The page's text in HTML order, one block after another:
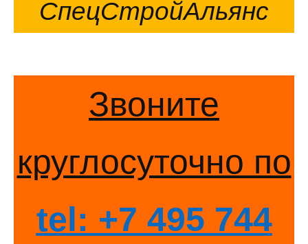
СпецСтройАльянс
Звоните
круглосуточно по
tel: +7 495 744